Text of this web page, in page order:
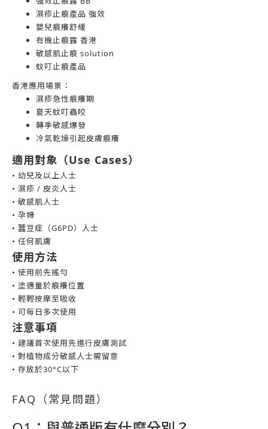
濕疹止痕產品 強效
嬰兒痕癢舒緩
有機止痕露 香港
敏感肌止痕 solution
蚊叮止痕產品
香港應用場景：
濕疹急性痕癢期
夏天蚊叮蟲咬
轉季敏感爆發
冷氣乾燥引起皮膚痕癢
適用對象（Use Cases）
• 幼兒及以上人士
• 濕疹 / 皮炎人士
• 敏感肌人士
• 孕婦
• 蠶豆症（G6PD）人士
• 任何肌膚
使用方法
• 使用前先搖勻
• 塗適量於痕癢位置
• 輕輕按摩至吸收
• 可每日多次使用
注意事項
• 建議首次使用先進行皮膚測試
• 對植物成分敏感人士需留意
• 存放於30°C以下
FAQ（常見問題）